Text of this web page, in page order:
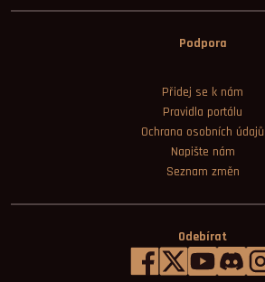
Podpora
Přidej se k nám
Pravidla portálu
Ochrana osobních údajů
Napište nám
Seznam změn
Odebírat